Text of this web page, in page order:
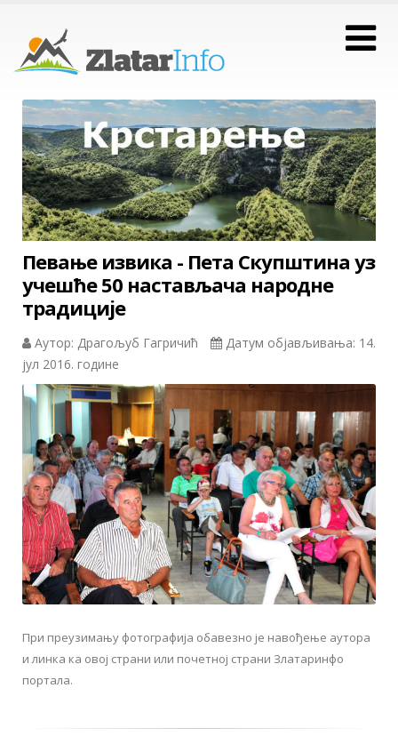
Певање извика - Пета Скупштина уз
учешће 50 настављaча народне
традиције
Аутор: Драгољуб Гагричић
Датум објављивања: 14.
јул 2016. године
При преузимању фотографија обавезно је навођење аутора
и линка ка овој страни или почетној страни Златаринфо
портала.